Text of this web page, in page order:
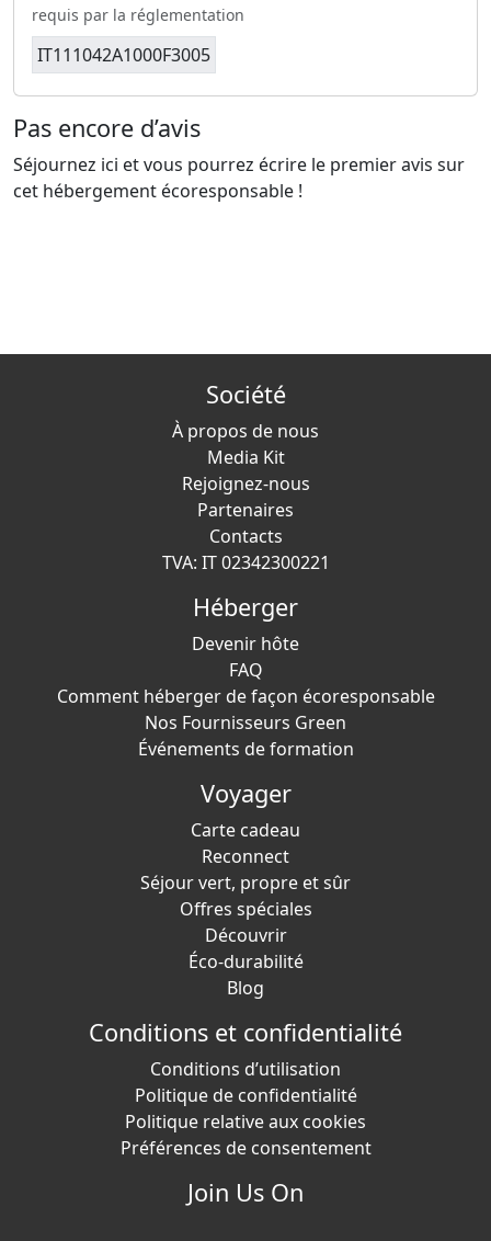
requis par la réglementation
IT111042A1000F3005
Pas encore d’avis
Séjournez ici et vous pourrez écrire le premier avis sur
cet hébergement écoresponsable !
Société
À propos de nous
Media Kit
Rejoignez-nous
Partenaires
Contacts
TVA: IT 02342300221
Héberger
Devenir hôte
FAQ
Comment héberger de façon écoresponsable
Nos Fournisseurs Green
Événements de formation
Voyager
Carte cadeau
Reconnect
Séjour vert, propre et sûr
Offres spéciales
Découvrir
Éco-durabilité
Blog
Conditions et confidentialité
Conditions d’utilisation
Politique de confidentialité
Politique relative aux cookies
Préférences de consentement
Join Us On